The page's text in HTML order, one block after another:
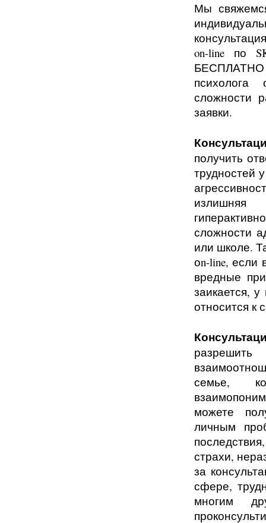
Мы
on-lineпо
психолога
сложности
заявки.
получить
трудностей
излишняя
сложности
или школе.
оn-line, если
вредные
заикается,
относится к
семье,
можете
личным
страхи,
за
сфере,
многим